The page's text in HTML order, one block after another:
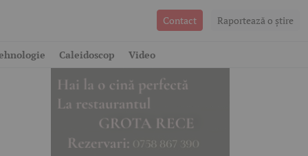
Contact Raportează o ştire
Caleidoscop Video